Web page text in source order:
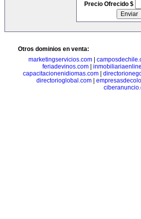
Precio Ofrecido $
Otros dominios en venta:
marketingservicios.com|
feriadevinos.com
capacitacionenidiomas.com|
directorioglobal.com|